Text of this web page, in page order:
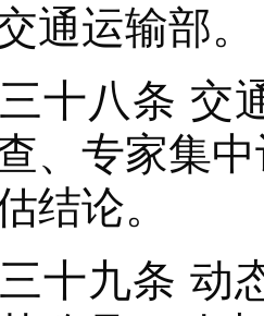
通运输部。
八条 交通
、专家集
结论。
九条 动态